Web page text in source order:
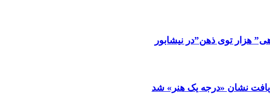
هزار توی ذهن”در نیشابور
نشان «درجه یک هنر» شد